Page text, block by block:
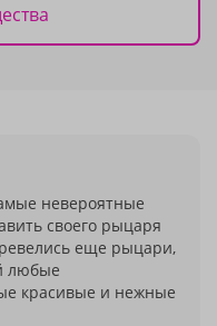
невероятные
своего рыцаря
еще рыцари,
любые
красивые и нежные